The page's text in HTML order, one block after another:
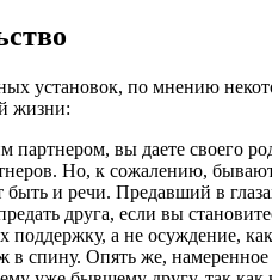
установок, по мнению
жизни:
вы даете своего
Но, к сожалению,
и речи. Предавший в
друга, если вы
поддержку, а не осуждение,
в спину. Опять же,